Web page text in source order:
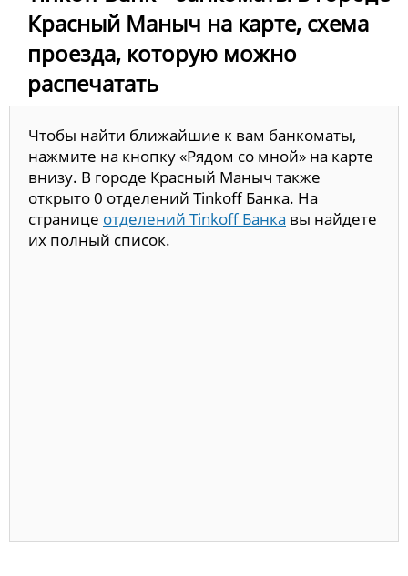
Красный Маныч на карте, схема
проезда, которую можно
распечатать
Чтобы найти ближайшие к вам банкоматы,
нажмите на кнопку «Рядом со мной» на карте
внизу. В городе Красный Маныч также
открыто 0 отделений Tinkoff Банка. На
странице отделений Tinkoff Банка вы найдете
их полный список.